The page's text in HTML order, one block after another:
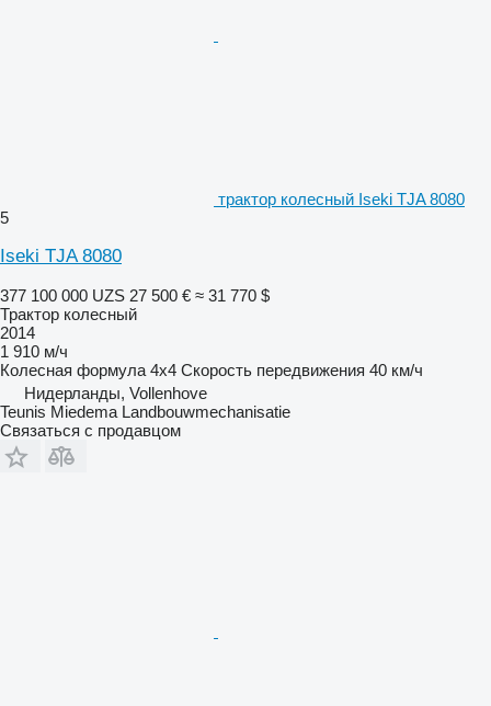
трактор колесный Iseki TJA 8080
5
Iseki TJA 8080
377 100 000 UZS 27 500 € ≈ 31 770 $
Трактор колесный
2014
1 910 м/ч
Колесная формула 4x4 Скорость передвижения 40 км/ч
Нидерланды, Vollenhove
Teunis Miedema Landbouwmechanisatie
Связаться с продавцом